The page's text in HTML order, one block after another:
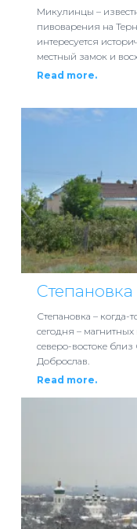
Микулинцы –
пивоварения на
интересуется
местный замок и
Read more.
Степановка
Степановка – когда-
сегодня –
северо-востоке
Доброслав.
Read more.